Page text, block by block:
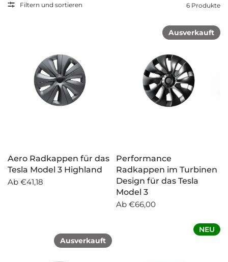
Filtern und sortieren 6 Produkte
Aero Radkappen für das
Tesla Model 3 Highland
Ab €41,18
Ausverkauft
Performance
Radkappen im Turbinen
Design für das Tesla
Model 3
Ab €66,00
Ausverkauft
NEU